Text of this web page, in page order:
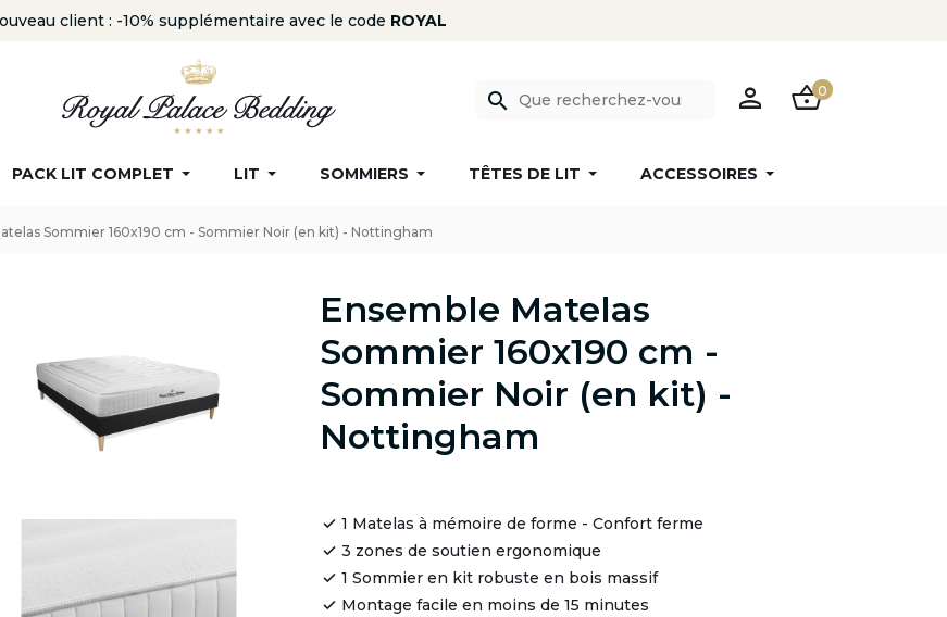
client : -10% supplémentaire avec le code ROYAL
search PERSON SHOPPING_BASKET0
PACK LIT COMPLET LIT SOMMIERS TÊTES DE LIT ACCESSOIRES
Sommier 160x190 cm - Sommier Noir (en kit) - Nottingham
Ensemble Matelas
Sommier 160x190 cm -
Sommier Noir (en kit) -
Nottingham
1 Matelas à mémoire de forme - Confort ferme
3 zones de soutien ergonomique
1 Sommier en kit robuste en bois massif
Montage facile en moins de 15 minutes